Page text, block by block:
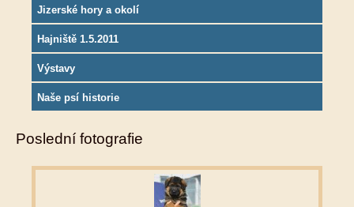
Jizerské hory a okolí
Hajniště 1.5.2011
Výstavy
Naše psí historie
Poslední fotografie